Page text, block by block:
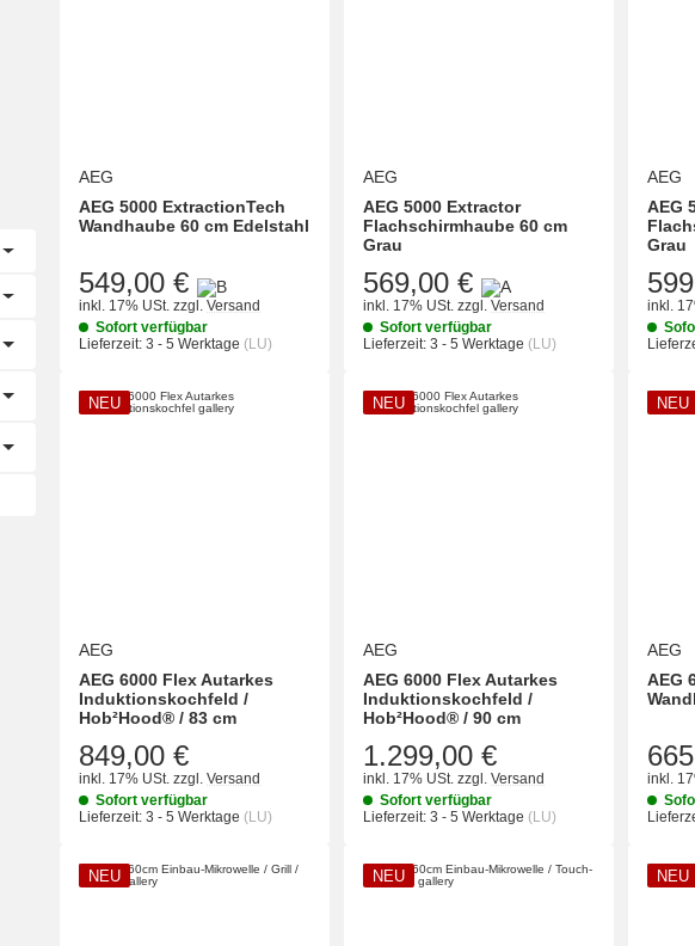
AEG
AEG 5000 ExtractionTech
Wandhaube 60 cm Edelstahl
549,00 €
inkl. 17% USt. zzgl. Versand
Sofort verfügbar
Lieferzeit: 3 - 5 Werktage (LU)
AEG
AEG 5000 Extractor
Flachschirmhaube 60 cm
Grau
569,00 €
inkl. 17% USt. zzgl. Versand
Sofort verfügbar
Lieferzeit: 3 - 5 Werktage (LU)
AEG
AEG
Grau
inkl.
NEU
AEG
AEG 6000 Flex Autarkes
Induktionskochfeld /
Hob²Hood® / 83 cm
849,00 €
inkl. 17% USt. zzgl. Versand
Sofort verfügbar
Lieferzeit: 3 - 5 Werktage (LU)
NEU
AEG
AEG 6000 Flex Autarkes
Induktionskochfeld /
Hob²Hood® / 90 cm
1.299,00 €
inkl. 17% USt. zzgl. Versand
Sofort verfügbar
Lieferzeit: 3 - 5 Werktage (LU)
NEU
AEG
AEG
inkl.
NEU NEU NEU